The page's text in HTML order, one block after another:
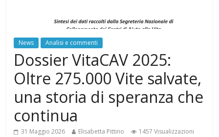
News Analisi e commenti
Dossier VitaCAV 2025:
Oltre 275.000 Vite salvate,
una storia di speranza che
continua
31 Maggio 2026 Elisabetta Pittino
1457 Visualizzazioni